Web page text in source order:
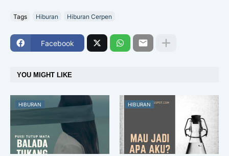
Tags Hiburan Hiburan Cerpen
Facebook
YOU MIGHT LIKE
HIBURAN HIBURAN